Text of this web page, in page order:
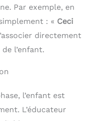
Par exemple, en
: « Ceci
directement
l’enfant.
l’enfant est
L’éducateur